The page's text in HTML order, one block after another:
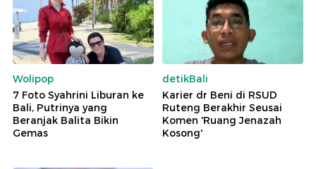
Wolipop
7 Foto Syahrini Liburan ke
Bali, Putrinya yang
Beranjak Balita Bikin
Gemas
detikBali
Karier dr Beni di RSUD
Ruteng Berakhir Seusai
Komen 'Ruang Jenazah
Kosong'